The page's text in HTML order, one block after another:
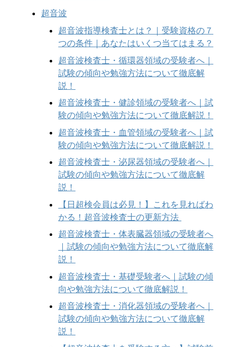
超音波
超音波指導検査士とは？｜受験資格の７
つの条件｜あなたはいくつ当てはまる？
超音波検査士・循環器領域の受験者へ｜
試験の傾向や勉強方法について徹底解
説！
超音波検査士・健診領域の受験者へ｜試
験の傾向や勉強方法について徹底解説！
超音波検査士・血管領域の受験者へ｜試
験の傾向や勉強方法について徹底解説！
超音波検査士・泌尿器領域の受験者へ｜
試験の傾向や勉強方法について徹底解
説！
【日超検会員は必見！】これを見ればわ
かる！超音波検査士の更新方法
超音波検査士・体表臓器領域の受験者へ
｜試験の傾向や勉強方法について徹底解
説！
超音波検査士・基礎受験者へ｜試験の傾
向や勉強方法について徹底解説！
超音波検査士・消化器領域の受験者へ｜
試験の傾向や勉強方法について徹底解
説！